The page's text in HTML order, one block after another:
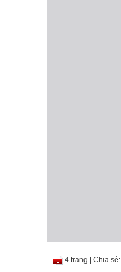
4 trang Chia sẻ: